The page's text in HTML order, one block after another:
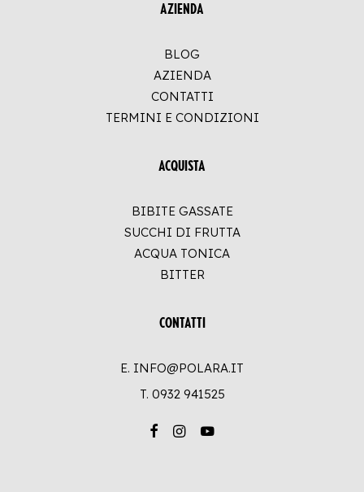
AZIENDA
BLOG
AZIENDA
CONTATTI
TERMINI E CONDIZIONI
ACQUISTA
BIBITE GASSATE
SUCCHI DI FRUTTA
ACQUA TONICA
BITTER
CONTATTI
E. INFO@POLARA.IT
T. 0932 941525